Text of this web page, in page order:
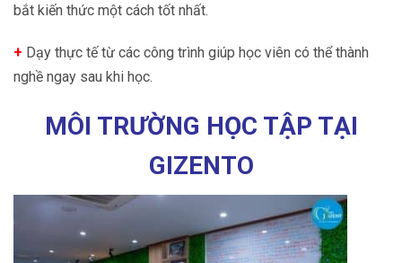
bắt kiến thức một cách tốt nhất.
+ Dạy thực tế từ các công trình giúp học viên có thể thành
nghề ngay sau khi học.
MÔI TRƯỜNG HỌC TẬP TẠI
GIZENTO